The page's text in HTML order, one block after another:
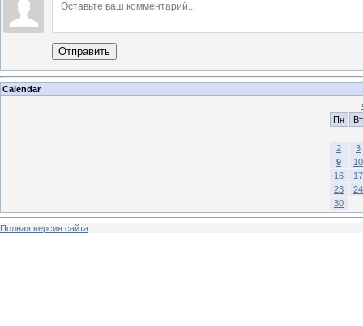
Отправить
Calendar
Пн
Вт
2
3
9
10
16
17
23
24
30
Полная версия сайта